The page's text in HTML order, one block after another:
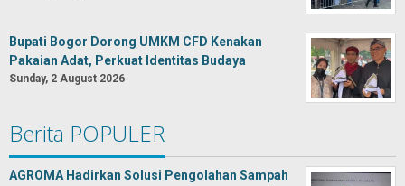
Bupati Bogor Dorong UMKM CFD Kenakan
Pakaian Adat, Perkuat Identitas Budaya
Sunday, 2 August 2026
Berita POPULER
AGROMA Hadirkan Solusi Pengolahan Sampah